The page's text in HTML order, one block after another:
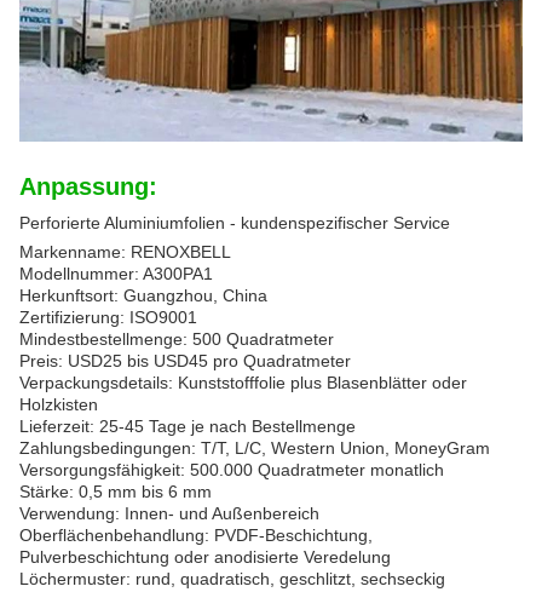
Anpassung:
Perforierte Aluminiumfolien - kundenspezifischer Service
Markenname: RENOXBELL
Modellnummer: A300PA1
Herkunftsort: Guangzhou, China
Zertifizierung: ISO9001
Mindestbestellmenge: 500 Quadratmeter
Preis: USD25 bis USD45 pro Quadratmeter
Verpackungsdetails: Kunststofffolie plus Blasenblätter oder
Holzkisten
Lieferzeit: 25-45 Tage je nach Bestellmenge
Zahlungsbedingungen: T/T, L/C, Western Union, MoneyGram
Versorgungsfähigkeit: 500.000 Quadratmeter monatlich
Stärke: 0,5 mm bis 6 mm
Verwendung: Innen- und Außenbereich
Oberflächenbehandlung: PVDF-Beschichtung,
Pulverbeschichtung oder anodisierte Veredelung
Löchermuster: rund, quadratisch, geschlitzt, sechseckig